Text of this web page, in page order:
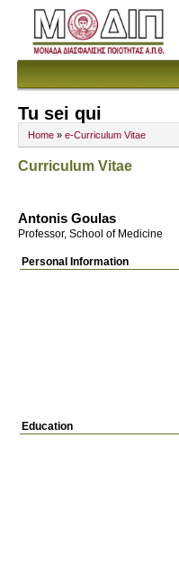
Tu sei qui
Home » e-Curriculum Vitae
Curriculum Vitae
Antonis Goulas
Professor, School of Medicine
Personal Information
Education